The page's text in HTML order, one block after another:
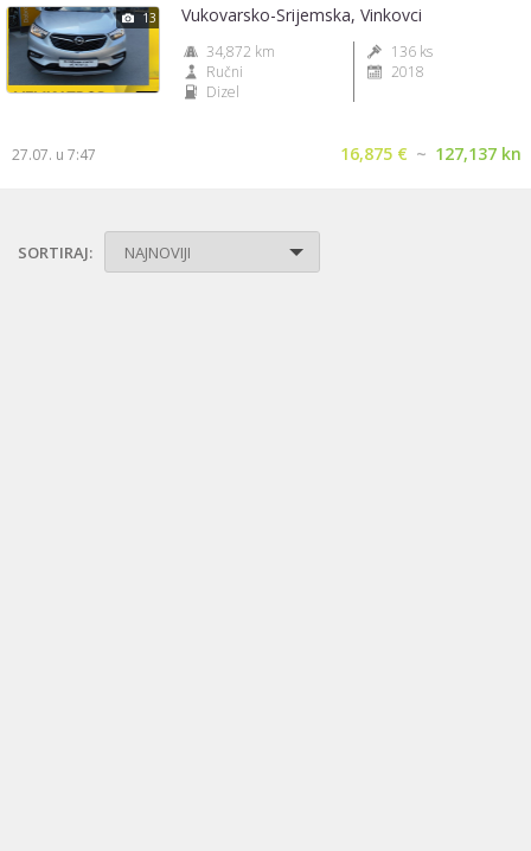
13 Vukovarsko-Srijemska, Vinkovci
34,872 km
136 ks
Ručni
2018
Dizel
16,875 € ~ 127,137 kn
27.07. u 7:47
SORTIRAJ: NAJNOVIJI